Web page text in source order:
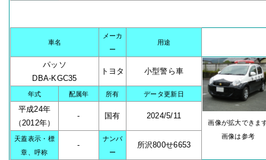
車名
メーカ
ー
用途
パッソ
DBA-KGC35
トヨタ 小型警ら車
画像が拡大できま
画像は参考
年式 配属年 所有 データ更新日
平成24年
（2012年）
- 国有 2024/5/11
天蓋表示・標
章、呼称
-
ナンバ
ー
所沢800せ6653